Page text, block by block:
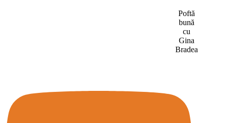
Poftă
bună
cu
Gina
Bradea